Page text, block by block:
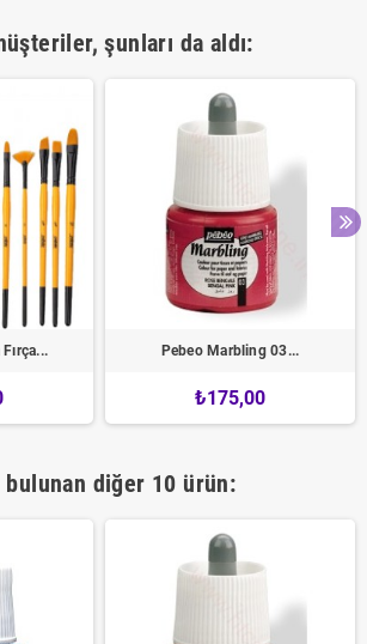
şunları da aldı:
Pebeo Marbling 03...
₺175,00
bulunan diğer 10 ürün: